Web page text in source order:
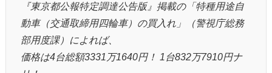
『東京都公報特定調達公告版』掲載の「特種用途自
動車（交通取締用四輪車）の買入れ」（警視庁総務
部用度課）によれば、
価格は4台総額3331万1640円！ 1台832万7910円ナ